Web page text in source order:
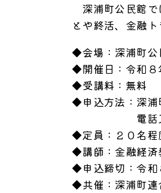
深浦町公民館で
とや終活、金融
◆会場：深浦町
◆開催日：令和８
◆受講料：無料
◆申込方法：深浦
電話又は
◆定員：２０名程
◆講師：金融経
◆申込締切：令和
◆共催：深浦町連